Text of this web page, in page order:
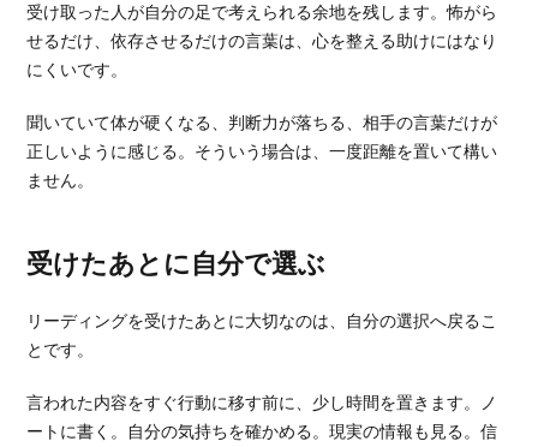
受け取った人が自分の足で考えられる余地を残します。怖がら
せるだけ、依存させるだけの言葉は、心を整える助けにはなり
にくいです。
聞いていて体が硬くなる、判断力が落ちる、相手の言葉だけが
正しいように感じる。そういう場合は、一度距離を置いて構い
ません。
受けたあとに自分で選ぶ
リーディングを受けたあとに大切なのは、自分の選択へ戻るこ
とです。
言われた内容をすぐ行動に移す前に、少し時間を置きます。ノ
ートに書く。自分の気持ちを確かめる。現実の情報も見る。信